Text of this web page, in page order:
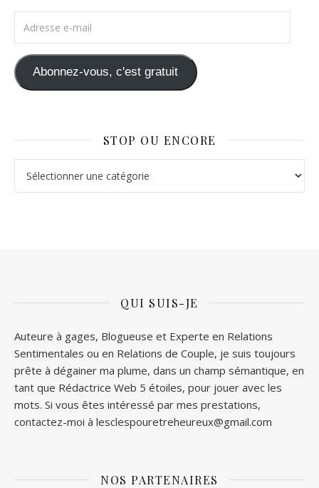
Abonnez-vous, c'est gratuit
STOP OU ENCORE
QUI SUIS-JE
Auteure à gages, Blogueuse et Experte en Relations
Sentimentales ou en Relations de Couple, je suis toujours
prête à dégainer ma plume, dans un champ sémantique, en
tant que Rédactrice Web 5 étoiles, pour jouer avec les
mots. Si vous êtes intéressé par mes prestations,
contactez-moi à lesclespouretreheureux@gmail.com
NOS PARTENAIRES